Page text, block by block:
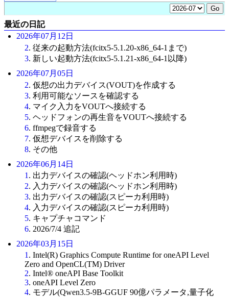
最近の日記
2026年07月12日
2. 従来の起動方法(fcitx5-5.1.20-x86_64-1まで)
3. 新しい起動方法(fcitx5-5.1.21-x86_64-1以降)
2026年07月05日
2. 仮想の出力デバイス(VOUT)を作成する
3. 利用可能なソースを確認する
4. マイク入力をVOUTへ接続する
5. ヘッドフォンの再生音をVOUTへ接続する
6. ffmpegで録音する
7. 仮想デバイスを削除する
8. その他
2026年06月14日
1 . 出力デバイスの確認(ヘッドホン利用時)
2. 入力デバイスの確認(ヘッドホン利用時)
3. 出力デバイスの確認(スピーカ利用時)
4. 入力デバイスの確認(スピーカ利用時)
5. キャプチャコマンド
6. 2026/7/4 追記
2026年03月15日
1 . Intel(R) Graphics Compute Runtime for oneAPI Level
Zero and OpenCL(TM) Driver
2. Intel® oneAPI Base Toolkit
3. oneAPI Level Zero
4. モデル(Qwen3.5-9B-GGUF 90億パラメータ,量子化